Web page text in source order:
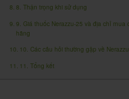
8. Thận trọng khi sử dụng
9. Giá thuốc Nerazzu-25 và địa chỉ mua
hãng
10. Các câu hỏi thường gặp về
11. Tổng kết